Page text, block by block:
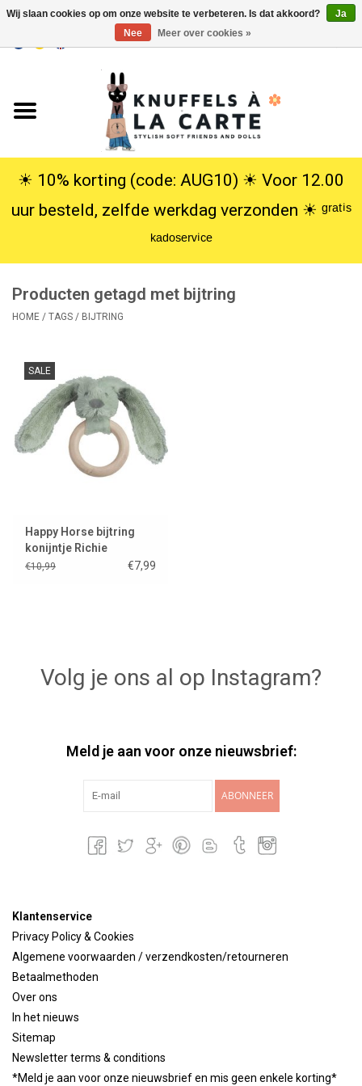
USD
Knuffels
Poppen
SALE
Lookbooks
Merken
☀︎ 10% korting (code: AUG10) ☀︎ Voor 12.00
uur besteld, zelfde werkdag verzonden ☀︎ ᵍʳᵃᵗⁱˢ
ᵏᵃᵈᵒˢᵉʳᵛⁱᶜᵉ
Producten getagd met bijtring
HOME / TAGS / BIJTRING
SALE
Happy Horse bijtring
konijntje Richie
€10,99 €7,99
Volg je ons al op Instagram?
Meld je aan voor onze nieuwsbrief:
ABONNEER
Klantenservice
Privacy Policy & Cookies
Algemene voorwaarden / verzendkosten/retourneren
Betaalmethoden
Over ons
In het nieuws
Sitemap
Newsletter terms & conditions
*Meld je aan voor onze nieuwsbrief en mis geen enkele korting*
Wij slaan cookies op om onze website te verbeteren. Is dat akkoord?
Ja
Nee
Meer over cookies »